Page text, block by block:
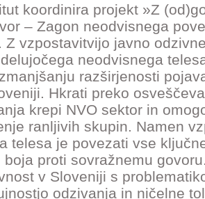
koordinira projekt »Z
– Zagon neodvisnega
Z vzpostavitvijo javno
neodvisnega
razširjenosti
Hkrati preko
krepi NVO sektor in
ranljivih skupin. Namen
telesa je povezati vse
boja proti sovražnemu
v Sloveniji s
odzivanja in ničelne